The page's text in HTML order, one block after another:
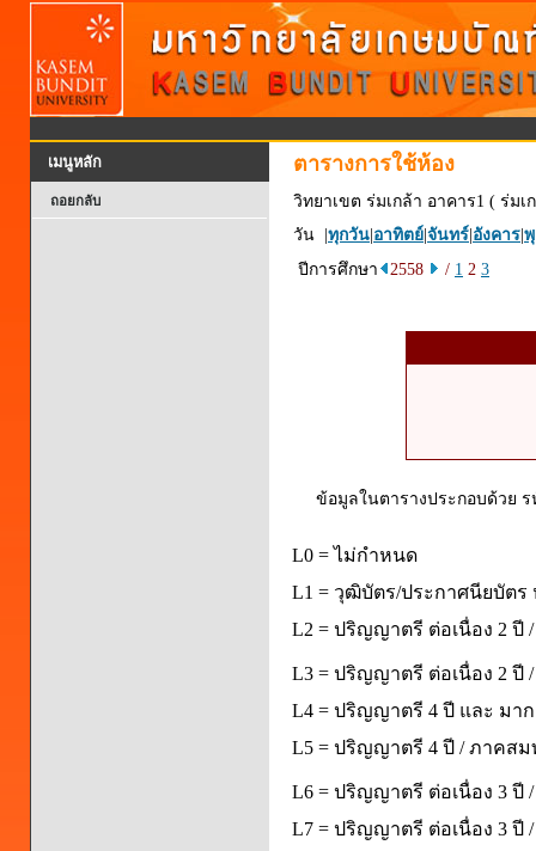
เมนูหลัก
ถอยกลับ
ตารางการใช้ห้อง
วิทยาเขต ร่มเกล้า อาคาร1 ( ร่มเ
วัน | ทุกวัน อาทิตย์ จันทร์ อังคาร
ปีการศึกษา
2558 / 1 2 3
ข้อมูลในตารางประกอบด้วย
L0 = ไม่กำหนด
L1 = วุฒิบัตร/ประกาศนียบัตร
L2 = ปริญญาตรี ต่อเนื่อง 2 ปี
L3 = ปริญญาตรี ต่อเนื่อง 2 ปี
L4 = ปริญญาตรี 4 ปี และ มา
L5 = ปริญญาตรี 4 ปี / ภาคส
L6 = ปริญญาตรี ต่อเนื่อง 3 ปี
L7 = ปริญญาตรี ต่อเนื่อง 3 ปี